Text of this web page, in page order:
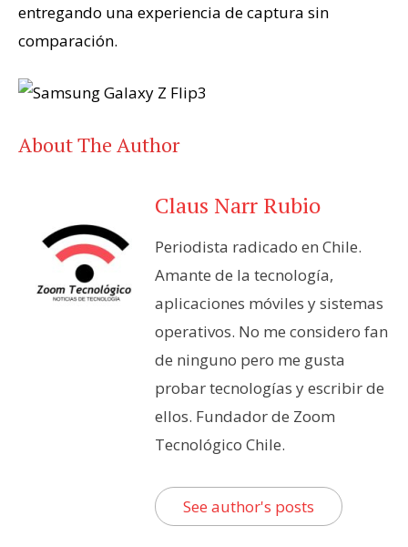
entregando una experiencia de captura sin
comparación.
About The Author
Claus Narr Rubio
Periodista radicado en Chile.
Amante de la tecnología,
aplicaciones móviles y sistemas
operativos. No me considero fan
de ninguno pero me gusta
probar tecnologías y escribir de
ellos. Fundador de Zoom
Tecnológico Chile.
See author's posts